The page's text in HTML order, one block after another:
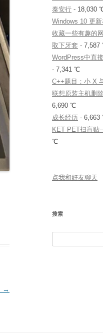
→
泰安行 - 18,030
Windows 10 更
收藏一些有趣的
取下牙套 -
WordPress中直
- 7,341 ℃
C++题目：小 X
联想原装主机删
6,690 ℃
成长经历 -
KET PET扫盲贴
℃
点我和好友聊天
搜索